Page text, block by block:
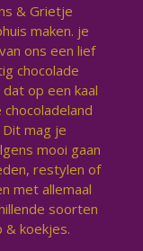
& Grietje
maken. je
ons een lief
chocolade
op een kaal
chocoladeland
mag je
mooi gaan
restylen of
met allemaal
soorten
& koekjes.